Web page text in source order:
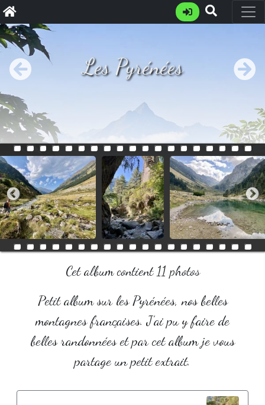
Les Pyrénées
Cet album contient 11 photos
Petit album sur les Pyrénées, nos belles
montagnes françaises. J’ai pu y faire de
belles randonnées et par cet album je vous
partage un petit extrait.